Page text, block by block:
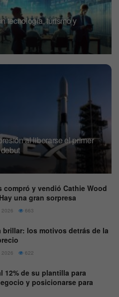
tecnología, turismo y
al liberarse el primer
compró y vendió Cathie Wood
una gran sorpresa
2026 663
brillar: los motivos detrás de la
2026 622
12% de su plantilla para
y posicionarse para